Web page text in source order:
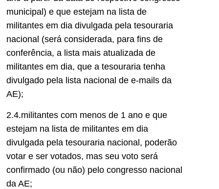
municipal) e que estejam na lista de
militantes em dia divulgada pela tesouraria
nacional (será considerada, para fins de
conferência, a lista mais atualizada de
militantes em dia, que a tesouraria tenha
divulgado pela lista nacional de e-mails da
AE);
2.4.militantes com menos de 1 ano e que
estejam na lista de militantes em dia
divulgada pela tesouraria nacional, poderão
votar e ser votados, mas seu voto será
confirmado (ou não) pelo congresso nacional
da AE;